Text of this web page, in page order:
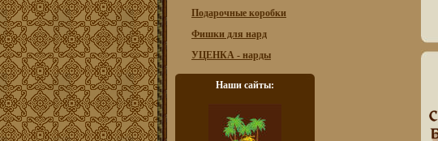
Подарочные коробки
Фишки для нард
УЦЕНКА - нарды
Наши сайты: